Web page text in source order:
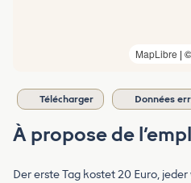
MapLibre | ©
Télécharger Données
À propose de
Der erste Tag kostet 20 Euro, jeder